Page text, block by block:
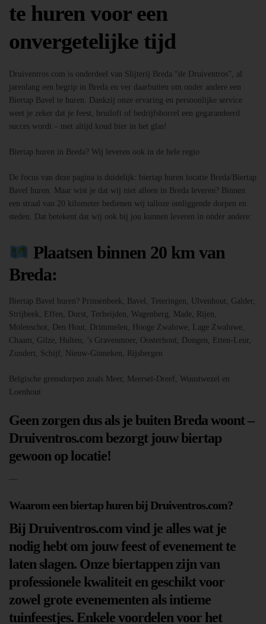
te huren voor een
onvergetelijke tijd
Druiventros.com is onderdeel van Slijterij Breda “de Druiventros”, al
jarenlang een begrip in Breda en ver daarbuiten om onder andere een
Biertap Bavel te huren. Dankzij onze ervaring en persoonlijke service
weet je zeker dat je feest, bruiloft of bedrijfsborrel een gegarandeerd
succes wordt – met altijd koud bier in het glas!
Biertap huren in Breda? Wij leveren ook in de hele regio
De focus van deze pagina is duidelijk: biertap huren locatie Breda/Biertap
Bavel huren. Maar wist je dat wij niet alleen in Breda leveren? Binnen
een straal van 20 kilometer bedienen wij talloze omliggende dorpen en
steden. Dat betekent dat wij ook bij jou kunnen leveren in onder andere:
Plaatsen binnen 20 km van
Breda:
Biertap Bavel huren? Prinsenbeek, Bavel, Teteringen, Ulvenhout, Galder,
Strijbeek, Effen, Dorst, Terheijden, Wagenberg, Made, Rijen,
Molenschot, Den Hout, Drimmelen, Hooge Zwaluwe, Lage Zwaluwe,
Chaam, Gilze, Hulten, ’s Gravenmoer, Oosterhout, Dongen, Etten-Leur,
Zundert, Schijf, Nieuw-Ginneken, Rijsbergen
Belgische grensdorpen zoals Meer, Meersel-Dreef, Wuustwezel en
Loenhout
Geen zorgen dus als je buiten Breda woont –
Druiventros.com bezorgt jouw biertap
gewoon op locatie!
—
Waarom een biertap huren bij Druiventros.com?
Bij Druiventros.com vind je alles wat je
nodig hebt om jouw feest of evenement te
laten slagen. Onze biertappen zijn van
professionele kwaliteit en geschikt voor
zowel grote evenementen als intieme
tuinfeestjes. Enkele voordelen voor het